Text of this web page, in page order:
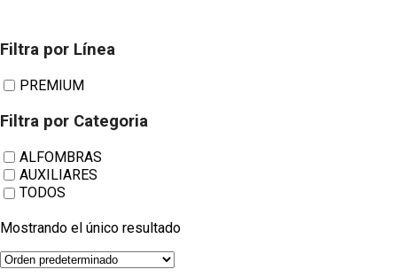
Alfombras Satén
V Almar
Filtra por Línea
PREMIUM
Filtra por Categoria
ALFOMBRAS
AUXILIARES
TODOS
Mostrando el único resultado